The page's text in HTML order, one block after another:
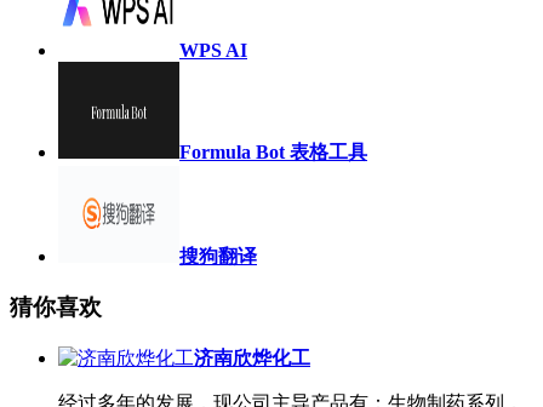
WPS AI
Formula Bot 表格工具
搜狗翻译
猜你喜欢
济南欣烨化工